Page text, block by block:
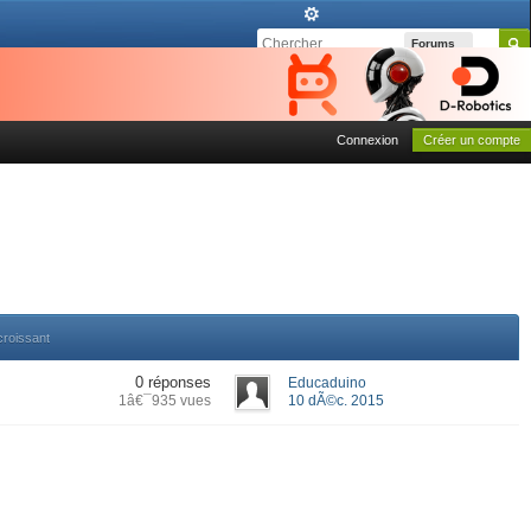
Forums
Connexion Créer un compte
0 réponses
1â€¯935 vues
Educaduino
10 dÃ©c. 2015